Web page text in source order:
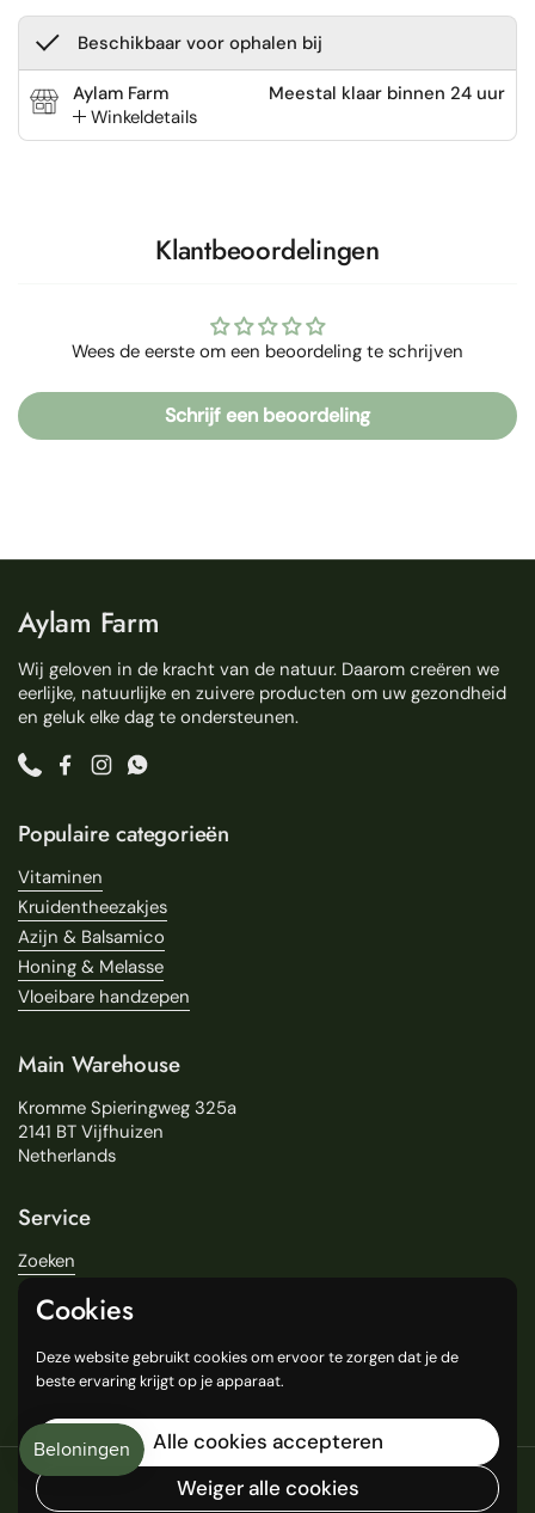
Beschikbaar voor ophalen bij
Aylam Farm
Winkeldetails
Meestal klaar binnen 24 uur
Klantbeoordelingen
Wees de eerste om een beoordeling te schrijven
Schrijf een beoordeling
Aylam Farm
Wij geloven in de kracht van de natuur. Daarom creëren we
eerlijke, natuurlijke en zuivere producten om uw gezondheid
en geluk elke dag te ondersteunen.
PhoneFacebook
InstagramWhatsApp
Populaire categorieën
Vitaminen
Kruidentheezakjes
Azijn & Balsamico
Honing & Melasse
Vloeibare handzepen
Main Warehouse
Kromme Spieringweg 325a
2141 BT Vijfhuizen
Netherlands
Service
Zoeken
Levering
Onze Winkels
General Terms and Conditions
Copyright © 2016
Cookies
Deze website gebruikt cookies om ervoor te zorgen dat je de
beste ervaring krijgt op je apparaat.
Alle cookies accepteren
Weiger alle cookies